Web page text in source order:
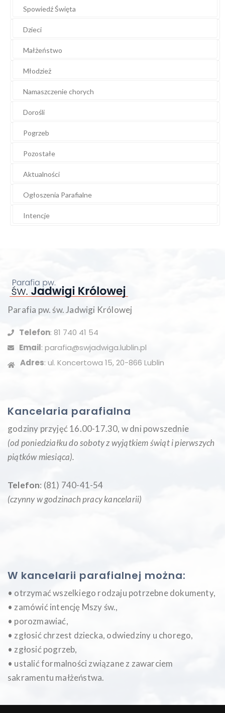
Spowiedź Święta
Dzieci
Małżeństwo
Młodzież
Namaszczenie chorych
Dorośli
Pogrzeb
Pozostałe
Aktualności
Ogłoszenia Parafialne
Intencje
Parafia pw. św. Jadwigi Królowej
Telefon: 81 740 41 54
Email: parafia@swjadwiga.lublin.pl
Adres: ul. Koncertowa 15, 20-866 Lublin
Kancelaria parafialna
godziny przyjęć 16.00-17.30, w dni powszednie
(od poniedziałku do soboty z wyjątkiem świąt i pierwszych
piątków miesiąca).
Telefon: (81) 740-41-54
(czynny w godzinach pracy kancelarii)
W kancelarii parafialnej można:
• otrzymać wszelkiego rodzaju potrzebne dokumenty,
• zamówić intencję Mszy św.,
• porozmawiać,
• zgłosić chrzest dziecka, odwiedziny u chorego,
• zgłosić pogrzeb,
• ustalić formalności związane z zawarciem
sakramentu małżeństwa.